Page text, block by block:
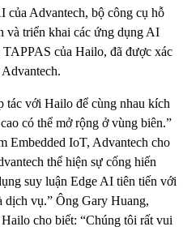
của Advantech, bộ công cụ hỗ
và triển khai các ứng dụng AI
của Hailo, đã được xác
tác với Hailo để cùng nhau kích
có thể mở rộng ở vùng biên.”
Embedded IoT, Advantech cho
thể hiện sự cống hiến
suy luận Edge AI tiên tiến với
dịch vụ.” Ông Gary Huang,
cho biết: “Chúng tôi rất vui